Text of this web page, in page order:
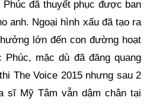
đã thuyết phục được ban
anh. Ngoại hình xấu đã tạo ra
lớn đến con đường hoạt
mặc dù đã đăng quang
The Voice 2015 nhưng sau 2
sĩ Mỹ Tâm vẫn dậm chân tại